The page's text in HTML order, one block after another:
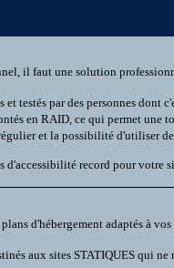
il faut une solution
et testés par des personnes dont
en RAID, ce qui permet une
et la possibilité d'utiliser
record pour votre
d'hébergement adaptés à vos
aux sites STATIQUES qui